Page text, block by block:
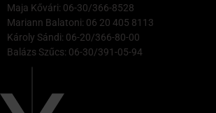
Maja Kővári: 06-30/366-8528
Mariann Balatoni: 06 20 405 8113
Károly Sándi: 06-20/366-80-00
Balázs Szűcs: 06-30/391-05-94